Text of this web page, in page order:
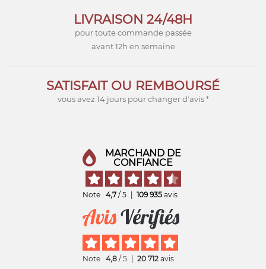
LIVRAISON 24/48H
pour toute commande passée
avant 12h en semaine
SATISFAIT OU REMBOURSÉ
vous avez 14 jours pour changer d'avis *
MARCHAND DE
CONFIANCE
Note : 4,7 / 5 109 935 avis
Note : 4,8 / 5 20 712 avis